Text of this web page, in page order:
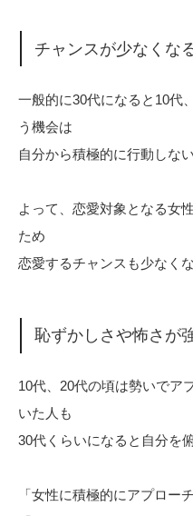
チャンスが少なくな
一般的に30代になると10代
う機会は
自分から積極的に行動しな
よって、恋愛対象となる女
ため
恋愛するチャンスも少なくな
恥ずかしさや怖さが
10代、20代の頃は勢いでア
いた人も
30代くらいになると自分を
「女性に積極的にアプロー